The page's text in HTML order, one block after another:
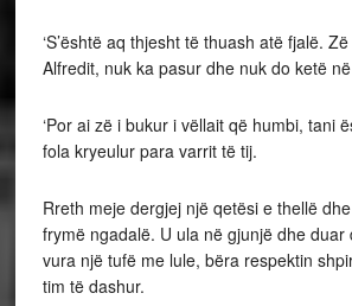
‘S’është aq thjesht të thuash atë fjalë.
Alfredit, nuk ka pasur dhe nuk do ketë në
‘Por ai zë i bukur i vëllait që humbi, tani
fola kryeulur para varrit të tij.
Rreth meje dergjej një qetësi e thellë
frymë ngadalë. U ula në gjunjë dhe
vura një tufë me lule, bëra respektin
tim të dashur.